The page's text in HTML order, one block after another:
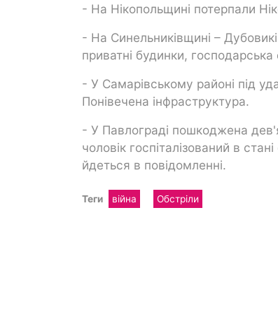
- На Нікопольщині потерпали
- На Синельниківщині –
приватні будинки,
- У Самарівському районі під
Понівечена інфраструктура.
- У Павлограді пошкоджена
чоловік госпіталізований в
йдеться в повідомленні.
Теги війна Обстріли